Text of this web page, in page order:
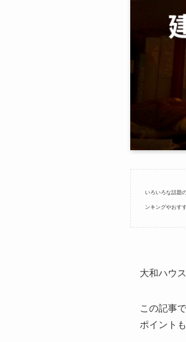
いろいろな話題
ンキングやおす
大和ハウ
この記事
ポイント